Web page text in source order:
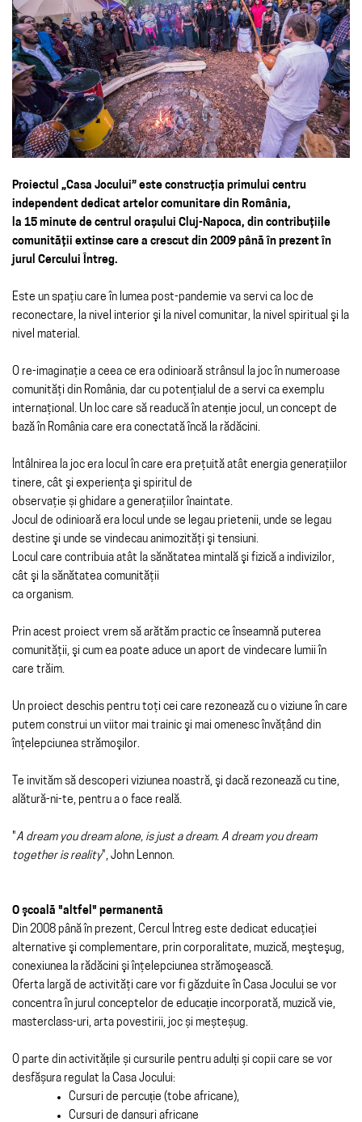
Proiectul „Casa Jocului” este construcţia primului centru
independent dedicat artelor comunitare din România,
la 15 minute de centrul orașului Cluj-Napoca, din contribuţiile
comunităţii extinse care a crescut din 2009 până în prezent în
jurul Cercului Întreg.
Este un spaţiu care în lumea post-pandemie va servi ca loc de
reconectare, la nivel interior şi la nivel comunitar, la nivel spiritual şi la
nivel material.
O re-imaginaţie a ceea ce era odinioară strânsul la joc în numeroase
comunităţi din România, dar cu potenţialul de a servi ca exemplu
internaţional. Un loc care să readucă în atenție jocul, un concept de
bază în România care era conectată încă la rădăcini.
Întâlnirea la joc era locul în care era preţuită atât energia generaţiilor
tinere, cât şi experienţa şi spiritul de
observaţie și ghidare a generaţiilor înaintate.
Jocul de odinioară era locul unde se legau prietenii, unde se legau
destine şi unde se vindecau animozităţi şi tensiuni.
Locul care contribuia atât la sănătatea mintală şi fizică a indivizilor,
cât şi la sănătatea comunităţii
ca organism.
Prin acest proiect vrem să arătăm practic ce înseamnă puterea
comunităţii, şi cum ea poate aduce un aport de vindecare lumii în
care trăim.
Un proiect deschis pentru toţi cei care rezonează cu o viziune în care
putem construi un viitor mai trainic şi mai omenesc învăţând din
înţelepciunea strămoşilor.
Te invităm să descoperi viziunea noastră, şi dacă rezonează cu tine,
alătură-ni-te, pentru a o face reală.
"A dream you dream alone, is just a dream. A dream you dream
together is reality", John Lennon.
O şcoală "altfel" permanentă
Din 2008 până în prezent, Cercul Întreg este dedicat educaţiei
alternative şi complementare, prin corporalitate, muzică, meşteşug,
conexiunea la rădăcini şi înţelepciunea strămoşească.
Oferta largă de activităţi care vor fi găzduite în Casa Jocului se vor
concentra în jurul conceptelor de educație incorporată, muzică vie,
masterclass-uri, arta povestirii, joc și meșteșug.
O parte din activitățile și cursurile pentru adulți și copii care se vor
desfășura regulat la Casa Jocului:
Cursuri de percuție (tobe africane),
Cursuri de dansuri africane